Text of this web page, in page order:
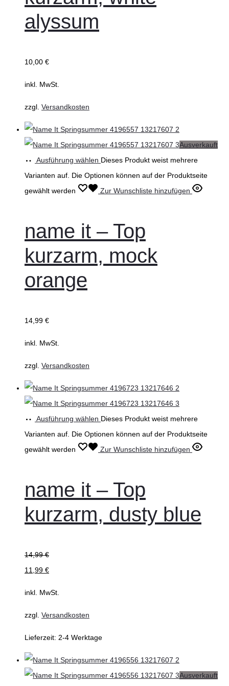
alyssum
10,00 €
inkl. MwSt.
zzgl. Versandkosten
Ausverkauft
Ausführung wählen Dieses Produkt weist mehrere
Varianten auf. Die Optionen können auf der Produktseite
gewählt werden
Zur Wunschliste hinzufügen
name it – Top
kurzarm, mock
orange
14,99 €
inkl. MwSt.
zzgl. Versandkosten
Ausführung wählen Dieses Produkt weist mehrere
Varianten auf. Die Optionen können auf der Produktseite
gewählt werden
Zur Wunschliste hinzufügen
name it – Top
kurzarm, dusty blue
14,99€
11,99 €
inkl. MwSt.
zzgl. Versandkosten
Lieferzeit: 2-4 Werktage
Ausverkauft